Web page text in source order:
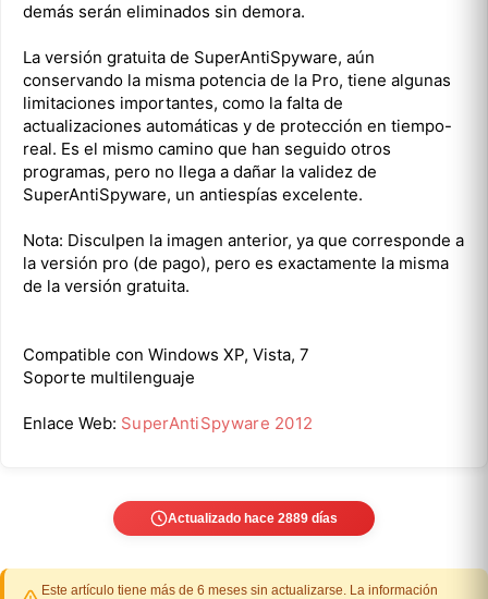
demás serán eliminados sin demora.
La versión gratuita de SuperAntiSpyware, aún
conservando la misma potencia de la Pro, tiene algunas
limitaciones importantes, como la falta de
actualizaciones automáticas y de protección en tiempo-
real. Es el mismo camino que han seguido otros
programas, pero no llega a dañar la validez de
SuperAntiSpyware, un antiespías excelente.
Nota: Disculpen la imagen anterior, ya que corresponde a
la versión pro (de pago), pero es exactamente la misma
de la versión gratuita.
Compatible con Windows XP, Vista, 7
Soporte multilenguaje
Enlace Web: SuperAntiSpyware 2012
Actualizado hace 2889 días
Este artículo tiene más de 6 meses sin actualizarse. La información